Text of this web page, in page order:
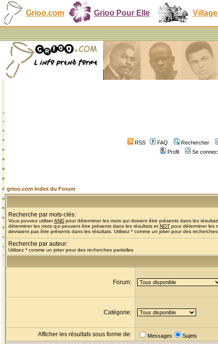
Grioo.com Grioo Pour Elle Village
RSS FAQ
Rechercher
Profil
Se
grioo.com Index du Forum
Recherche par mots-clés:
Vous pouvez utiliserAND pour déterminer les mots qui doivent être présents dans les
déterminer les mots qui peuvent être présents dans les résultats et NOT pour déterminer les
devraient pas être présents dans les résultats. Utilisez * comme un joker pour des
Recherche par auteur:
Utilisez * comme un joker pour des recherches partielles
Forum:
Catégorie:
Afficher les résultats sous forme de: Messages Sujets